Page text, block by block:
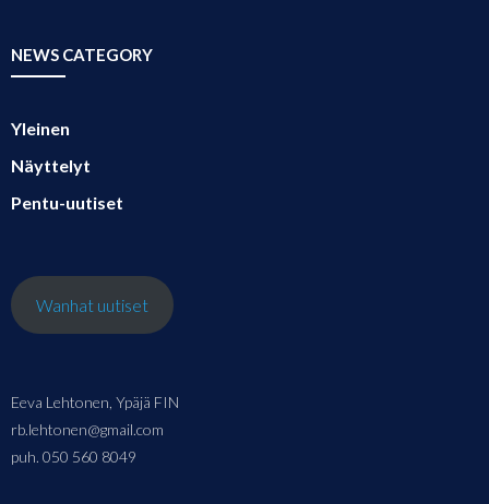
NEWS CATEGORY
Yleinen
Näyttelyt
Pentu-uutiset
Wanhat uutiset
Eeva Lehtonen, Ypäjä FIN
rb.lehtonen@gmail.com
puh. 050 560 8049